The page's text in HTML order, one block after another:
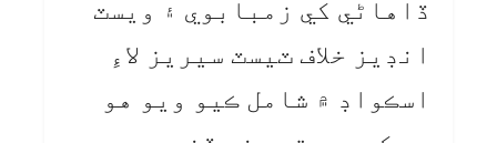
ڏاهاڻي کي زمبابوي ۽ ويسٽ
انڊيز خلاف ٽيسٽ سيريز لاءِ
اسڪواڊ ۾ شامل ڪيو ويو هو